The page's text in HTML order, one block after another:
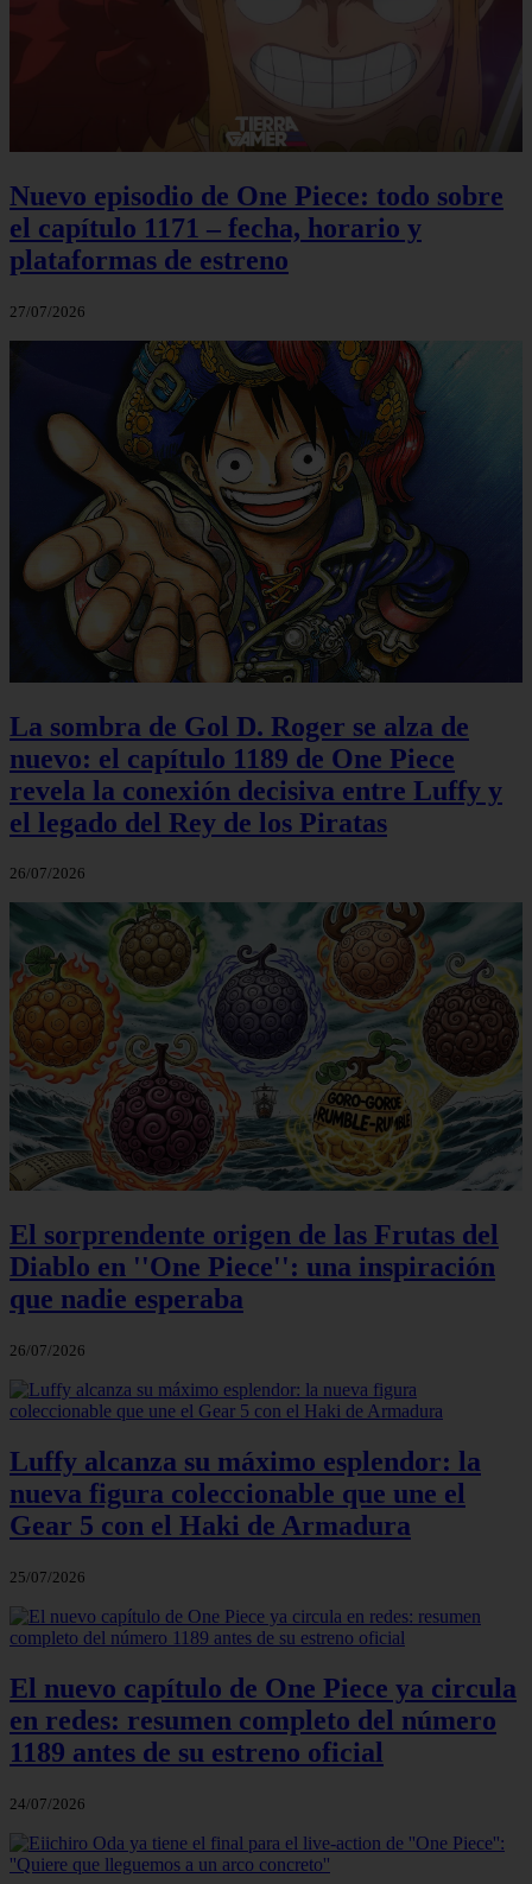
Nuevo episodio de One Piece: todo sobre
el capítulo 1171 – fecha, horario y
plataformas de estreno
27/07/2026
La sombra de Gol D. Roger se alza de
nuevo: el capítulo 1189 de One Piece
revela la conexión decisiva entre Luffy y
el legado del Rey de los Piratas
26/07/2026
El sorprendente origen de las Frutas del
Diablo en ''One Piece'': una inspiración
que nadie esperaba
26/07/2026
Luffy alcanza su máximo esplendor: la
nueva figura coleccionable que une el
Gear 5 con el Haki de Armadura
25/07/2026
El nuevo capítulo de One Piece ya circula
en redes: resumen completo del número
1189 antes de su estreno oficial
24/07/2026